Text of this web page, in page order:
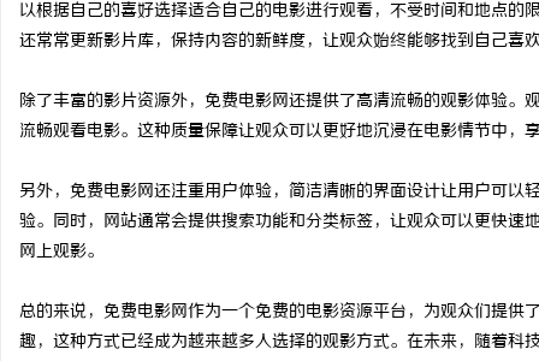
以根据自己的喜好选择适合自己的电影进行观看，不受时间和地点
还常常更新影片库，保持内容的新鲜度，让观众始终能够找到自己喜
除了丰富的影片资源外，免费电影网还提供了高清流畅的观影体验
流畅观看电影。这种质量保障让观众可以更好地沉浸在电影情节中，
另外，免费电影网还注重用户体验，简洁清晰的界面设计让用户可
验。同时，网站通常会提供搜索功能和分类标签，让观众可以更快
网上观影。
总的来说，免费电影网作为一个免费的电影资源平台，为观众们提
趣，这种方式已经成为越来越多人选择的观影方式。在未来，随着